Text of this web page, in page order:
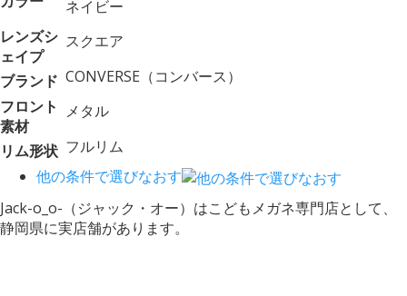
ネイビー
レンズシ
ェイプ
スクエア
ブランド CONVERSE（コンバース）
フロント
素材
メタル
リム形状 フルリム
他の条件で選びなおす
Jack-o_o-（ジャック・オー）はこどもメガネ専門店として、
静岡県に実店舗があります。